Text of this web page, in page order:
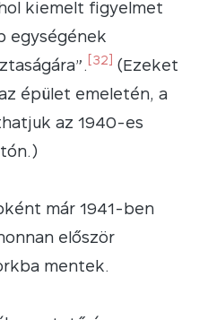
kiemelt figyelmet
egységének
[32]
(Ezeket
épület emeletén, a
az 1940-es
már 1941-ben
először
mentek.